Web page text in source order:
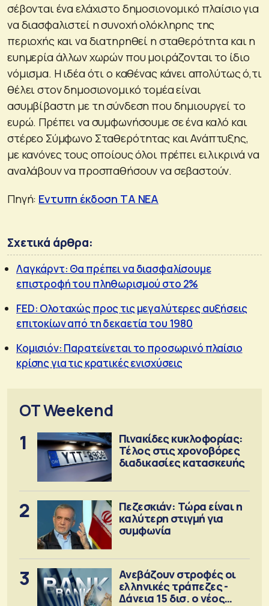
σέβονται ένα ελάχιστο δημοσιονομικό πλαίσιο για
να διασφαλιστεί η συνοχή ολόκληρης της
περιοχής και να διατηρηθεί η σταθερότητα και η
ευημερία άλλων χωρών που μοιράζονται το ίδιο
νόμισμα. Η ιδέα ότι ο καθένας κάνει απολύτως ό,τι
θέλει στον δημοσιονομικό τομέα είναι
ασυμβίβαστη με τη σύνδεση που δημιουργεί το
ευρώ. Πρέπει να συμφωνήσουμε σε ένα καλό και
στέρεο Σύμφωνο Σταθερότητας και Ανάπτυξης,
με κανόνες τους οποίους όλοι πρέπει ειλικρινά να
αναλάβουν να προσπαθήσουν να σεβαστούν.
Πηγή: Εντυπη έκδοση ΤΑ ΝΕΑ
Σχετικά άρθρα:
Λαγκάρντ: Θα πρέπει να διασφαλίσουμε
επιστροφή του πληθωρισμού στο 2%
FED: Ολοταχώς προς τις μεγαλύτερες αυξήσεις
επιτοκίων από τη δεκαετία του 1980
Κομισιόν: Παρατείνεται το προσωρινό πλαίσιο
κρίσης για τις κρατικές ενισχύσεις
OT Weekend
1
Πινακίδες κυκλοφορίας:
Τέλος στις χρονοβόρες
διαδικασίες κατασκευής
2
Πεζεσκιάν: Τώρα είναι η
καλύτερη στιγμή για
συμφωνία
3
Ανεβάζουν στροφές οι
ελληνικές τράπεζες -
Δάνεια 15 δισ. ο νέος